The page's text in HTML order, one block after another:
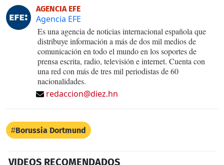
AGENCIA EFE
Agencia EFE
Es una agencia de noticias internacional española que
distribuye información a más de dos mil medios de
comunicación en todo el mundo en los soportes de
prensa escrita, radio, televisión e internet. Cuenta con
una red con más de tres mil periodistas de 60
nacionalidades.
redaccion@diez.hn
Borussia Dortmund
VIDEOS RECOMENDADOS